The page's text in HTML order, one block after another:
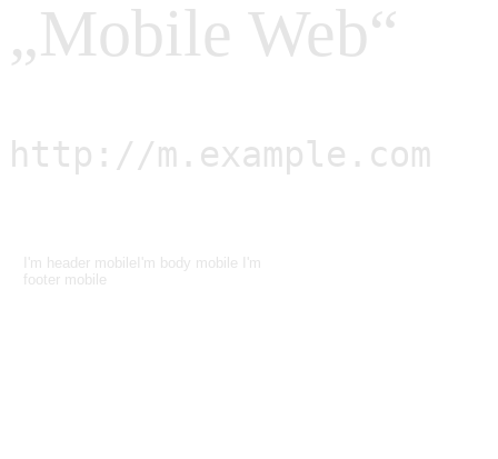
„Mobile Web“
http://m.example.com
I'm header mobileI'm body mobile I'm
footer mobile